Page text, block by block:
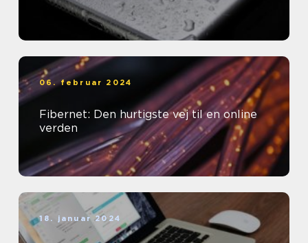
06. februar 2024
Fibernet: Den hurtigste vej til en online
verden
18. januar 2024